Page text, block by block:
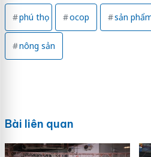
phú thọ ocop sản
nông sản
Bài liên quan